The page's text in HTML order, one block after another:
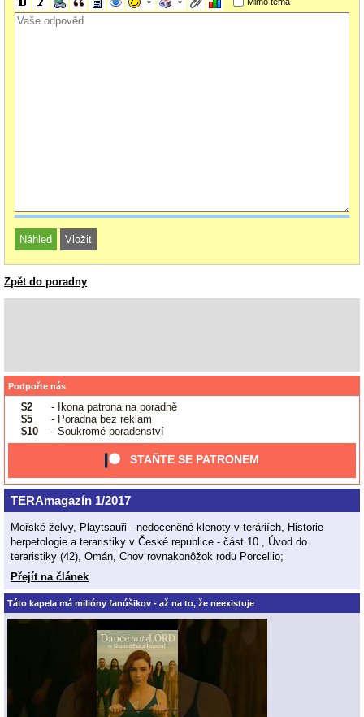
Zpět do poradny
Podpořte nás
$2
- Ikona patrona na poradně
$5
- Poradna bez reklam
$10
- Soukromé poradenství
STAŇTE SE PATRONEM
TERAmagazín 1/2017
Mořské želvy, Playtsauři - nedoceněné klenoty v teráriích, Historie
herpetologie a teraristiky v České republice - část 10., Úvod do
teraristiky (42), Omán, Chov rovnakonôžok rodu Porcellio;
Přejít na článek
Táto kapela má milióny fanúšikov - až na to, že neexistuje